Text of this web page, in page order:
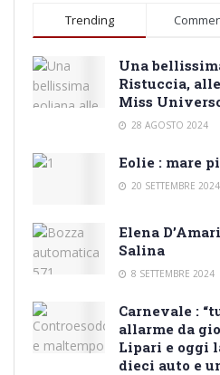
Trending
Una
Ristuccia,
Miss
28 AGOSTO 2024
Eolie : mare
20 SETTEMBRE 2024
Elena
Salina
8 SETTEMBRE 2024
Carnevale :
allarme da
Lipari e oggi
dieci auto e